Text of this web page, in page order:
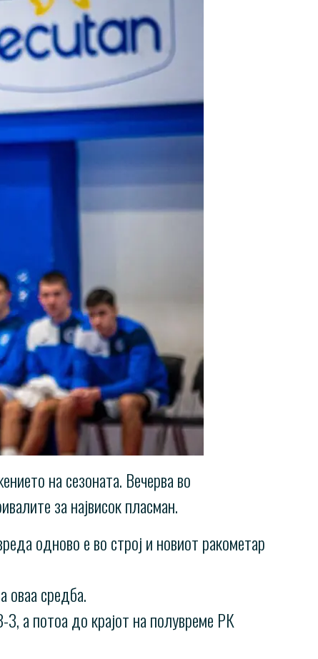
на сезоната. Вечерва во
за највисок пласман.
одново е во строј и новиот ракометар
оваа средба.
а потоа до крајот на полувреме РК